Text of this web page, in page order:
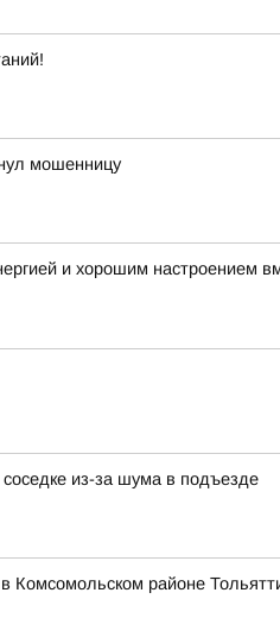
мошенницу
и хорошим настроением
из-за шума в подъезде
районе